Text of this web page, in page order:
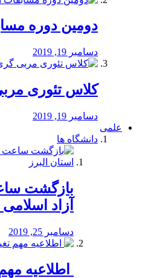
دومین دوره
دسامبر 19, 2019
کلاس تئوری مربی
دسامبر 19, 2019
علمی
دانشگاه ها
بازگشت
آزاد اسلامی
دسامبر 25, 2019
اطلاعیه